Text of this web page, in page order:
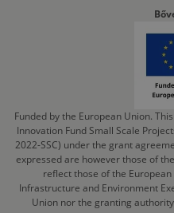
Funded by the European Union.
Innovation Fund Small Scale
2022-SSC) under the grant
expressed are however those of
reflect those of the
Infrastructure and Environment
Union nor the granting